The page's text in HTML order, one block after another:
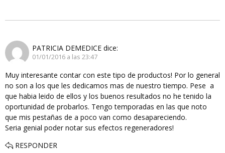
PATRICIA DEMEDICE dice:
01/01/2016 a las 23:47
Muy interesante contar con este tipo de productos! Por lo general
no son a los que les dedicamos mas de nuestro tiempo. Pese a
que habia leido de ellos y los buenos resultados no he tenido la
oportunidad de probarlos. Tengo temporadas en las que noto
que mis pestañas de a poco van como desapareciendo.
Seria genial poder notar sus efectos regeneradores!
RESPONDER